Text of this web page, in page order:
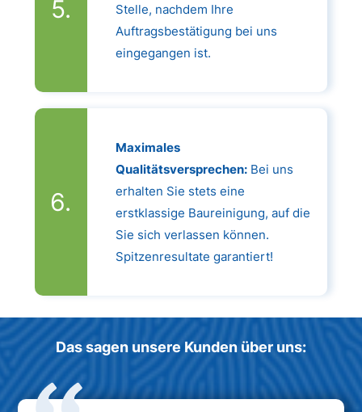
Stelle, nachdem Ihre
Auftragsbestätigung bei uns
eingegangen ist.
Maximales
Qualitätsversprechen:Bei uns
erhalten Sie stets eine
erstklassige Baureinigung, auf die
Sie sich verlassen können.
Spitzenresultate garantiert!
Das sagen unsere Kunden über uns: